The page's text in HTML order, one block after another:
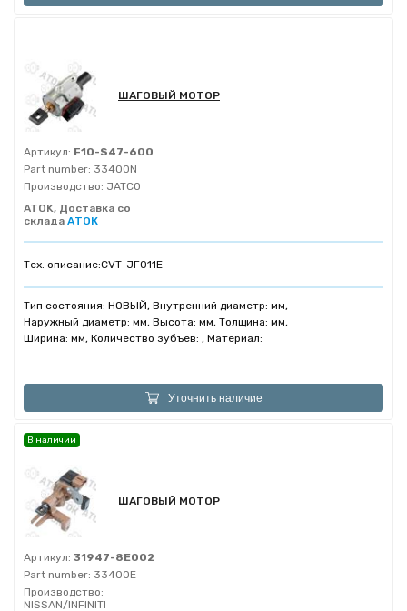
ШАГОВЫЙ МОТОР
Артикул: F10-S47-600
Part number: 33400N
Производство: JATCO
ATOK, Доставка со
склада АТОК
Тех. описание:CVT-JF011E
Тип состояния: НОВЫЙ, Внутренний диаметр: мм,
Наружный диаметр: мм, Высота: мм, Толщина: мм,
Ширина: мм, Количество зубъев: , Материал:
Уточнить наличие
ШАГОВЫЙ МОТОР
Артикул: 31947-8E002
Part number: 33400E
Производство:
NISSAN/INFINITI
В наличии